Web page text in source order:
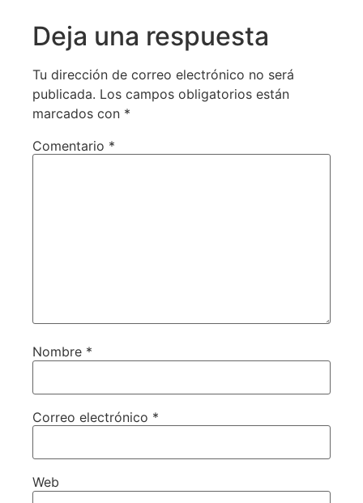
Deja una respuesta
Tu dirección de correo electrónico no será
publicada. Los campos obligatorios están
marcados con *
Comentario *
Nombre *
Correo electrónico *
Web